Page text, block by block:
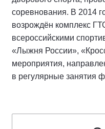
соревнования. В 2014
возрождён комплекс
всероссийскими
«Лыжня России»,
мероприятия,
в регулярные занятия